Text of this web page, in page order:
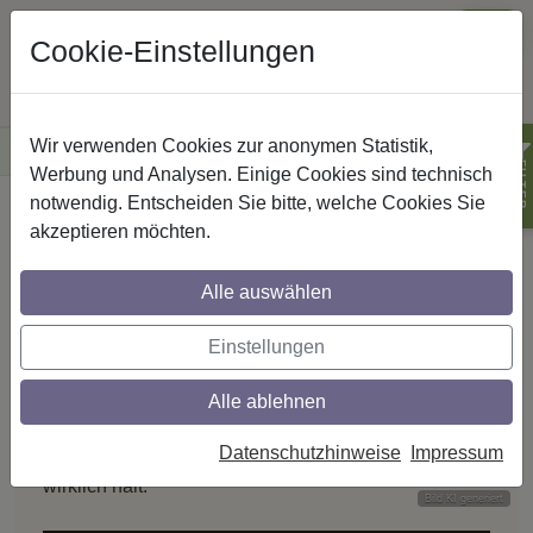
VersandkostenfreieLieferung innerhalb Deutschlands
Sichere Zahlung
FILTER
Startseite Innenlaufstangen
Innenlauf-Gardinenstangen
Bild KI generiert
INNENLAUFSTANGEN
Gleiten. Schweben.
Faszinieren.
Das Profil verschwindet – Ihre Gardinen scheinen zu
schweben. Klare Linien und eine Montage, die
wirklich hält.
Cookie-Einstellungen
Wir verwenden Cookies zur anonymen Statistik,
Werbung und Analysen. Einige Cookies sind technisch
notwendig. Entscheiden Sie bitte, welche Cookies Sie
akzeptieren möchten.
Alle auswählen
Einstellungen
Alle ablehnen
Datenschutzhinweise Impressum